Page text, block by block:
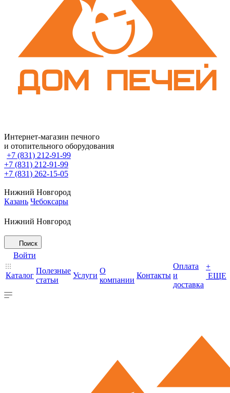
Интернет-магазин печного
и отопительного оборудования
+7 (831) 212-91-99
+7 (831) 212-91-99
+7 (831) 262-15-05
Нижний Новгород
Казань Чебоксары
Нижний Новгород
Поиск
Войти
Каталог
Полезные
статьи
Услуги
О
компании
Контакты
Оплата
и
доставка
+
ЕЩЕ